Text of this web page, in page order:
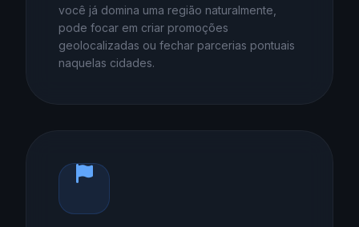
você já domina uma região naturalmente,
pode focar em criar promoções
geolocalizadas ou fechar parcerias pontuais
naquelas cidades.